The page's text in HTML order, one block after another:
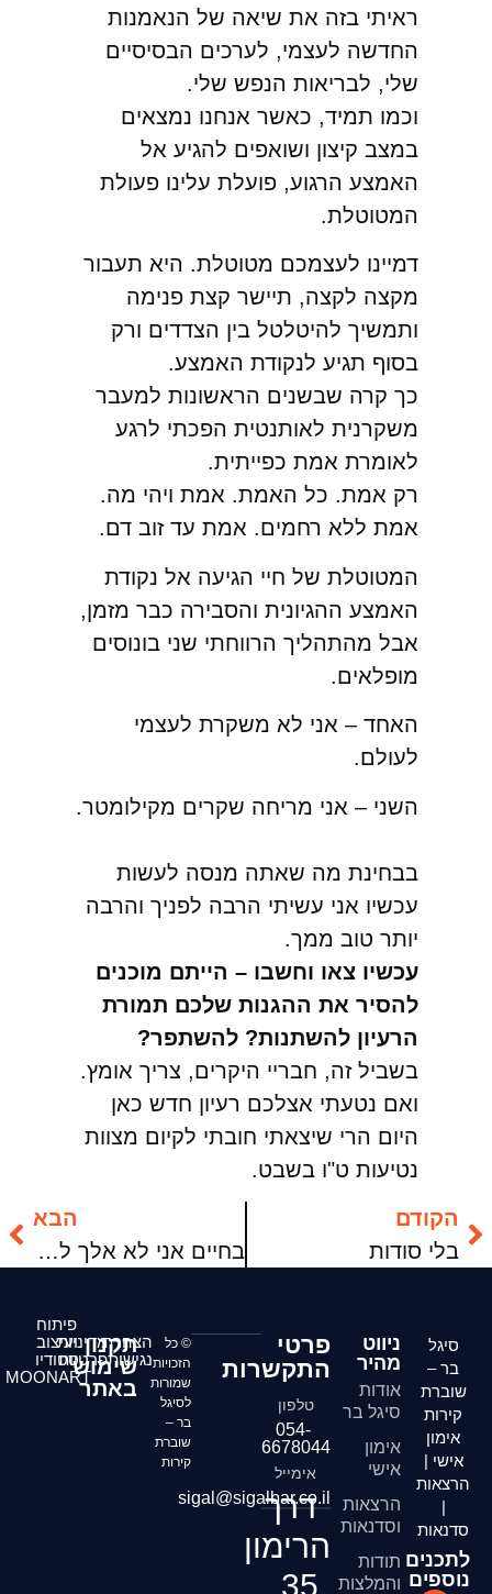
ראיתי בזה את שיאה של הנאמנות
החדשה לעצמי, לערכים הבסיסיים
שלי, לבריאות הנפש שלי.
וכמו תמיד, כאשר אנחנו נמצאים
במצב קיצון ושואפים להגיע אל
האמצע הרגוע, פועלת עלינו פעולת
המטוטלת.
דמיינו לעצמכם מטוטלת. היא תעבור
מקצה לקצה, תיישר קצת פנימה
ותמשיך להיטלטל בין הצדדים ורק
בסוף תגיע לנקודת האמצע.
כך קרה שבשנים הראשונות למעבר
משקרנית לאותנטית הפכתי לרגע
לאומרת אמת כפייתית.
רק אמת. כל האמת. אמת ויהי מה.
אמת ללא רחמים. אמת עד זוב דם.
המטוטלת של חיי הגיעה אל נקודת
האמצע ההגיונית והסבירה כבר מזמן,
אבל מהתהליך הרווחתי שני בונוסים
מופלאים.
האחד – אני לא משקרת לעצמי
לעולם.
השני – אני מריחה שקרים מקילומטר.
בבחינת מה שאתה מנסה לעשות
עכשיו אני עשיתי הרבה לפניך והרבה
יותר טוב ממך.
עכשיו צאו וחשבו – הייתם מוכנים
להסיר את ההגנות שלכם תמורת
הרעיון להשתנות? להשתפר?
בשביל זה, חבריי היקרים, צריך אומץ.
ואם נטעתי אצלכם רעיון חדש כאן
היום הרי שיצאתי חובתי לקיום מצוות
נטיעות ט"ו בשבט.
הקודם
בלי סודות
הבא
בחיים אני לא אלך לאיבוד
סיגל
בר –
שוברת
קירות
אימון
אישי |
הרצאות
|
סדנאות
לתכנים
נוספים
ניווט
מהיר
אודות
סיגל בר
אימון
אישי
הרצאות
וסדנאות
תודות
והמלצות
פרטי
התקשרות
טלפון
054-
6678044
אימייל
sigal@sigalbar.co.il
דרך
הרימון
© כל
הזכויות
שמורות
לסיגל
בר –
שוברת
קירות
הצהרת
נגישות
תקנון
שימוש
באתר
מדיניות
פרטיות
פיתוח
ועיצוב
סטודיו
MOONART